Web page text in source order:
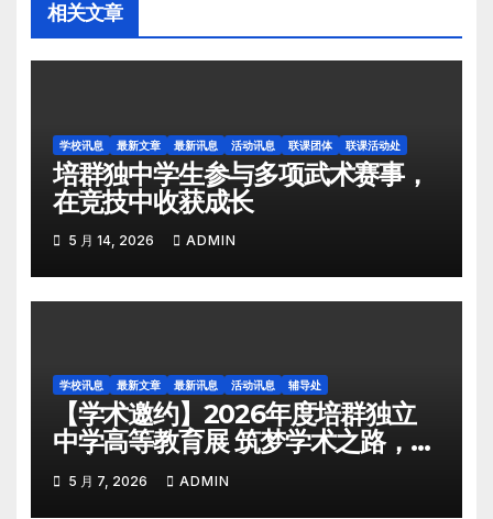
相关文章
学校讯息 最新文章 最新讯息 活动讯息 联课团体 联课活动处
培群独中学生参与多项武术赛事，
在竞技中收获成长
5 月 14, 2026 ADMIN
学校讯息 最新文章 最新讯息 活动讯息 辅导处
【学术邀约】2026年度培群独立
中学高等教育展 筑梦学术之路，共
绘育人蓝图
5 月 7, 2026 ADMIN